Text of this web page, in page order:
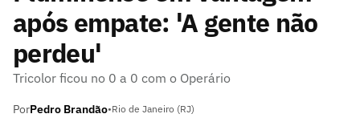
após empate: 'A gente não
perdeu'
Tricolor ficou no 0 a 0 com o Operário
PorPedro Brandão•Rio de Janeiro (RJ)